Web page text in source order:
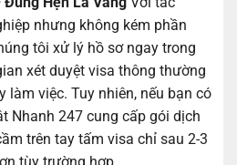
nhưng không kém phần
tôi xử lý hồ sơ ngay trong
xét duyệt visa thông thường
làm việc. Tuy nhiên, nếu bạn có
Nhanh 247 cung cấp gói dịch
trên tay tấm visa chỉ sau 2-3